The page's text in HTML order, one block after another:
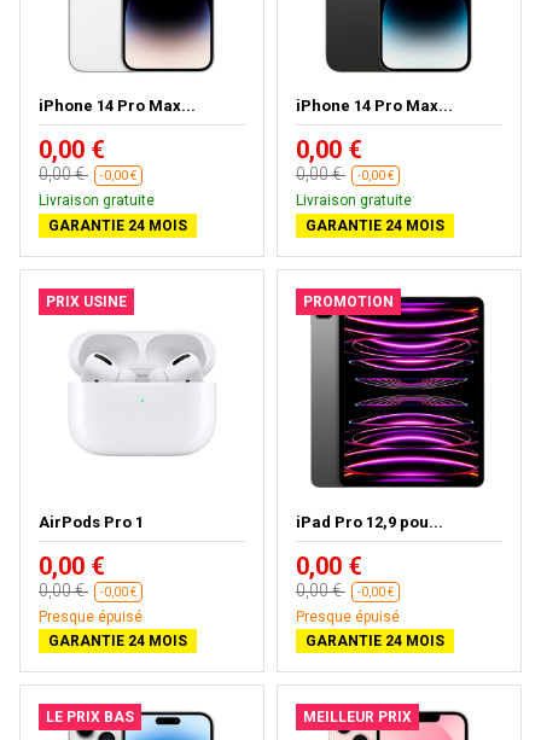
iPhone 14 Pro Max...
0,00 €
0,00 € -0,00 €
Livraison gratuite
GARANTIE 24 MOIS
iPhone 14 Pro Max...
0,00 €
0,00 € -0,00 €
Livraison gratuite
GARANTIE 24 MOIS
PRIX USINE
AirPods Pro 1
0,00 €
0,00 € -0,00 €
Presque épuisé
GARANTIE 24 MOIS
PROMOTION
iPad Pro 12,9 pou...
0,00 €
0,00 € -0,00 €
Presque épuisé
GARANTIE 24 MOIS
LE PRIX BAS MEILLEUR PRIX